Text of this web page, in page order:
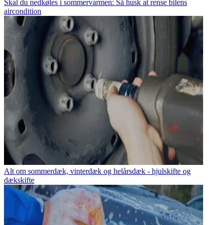
Skal du nedkøles i sommervarmen: Så husk at rense bilens
aircondition
Alt om sommerdæk, vinterdæk og helårsdæk - hjulskifte og
dækskifte